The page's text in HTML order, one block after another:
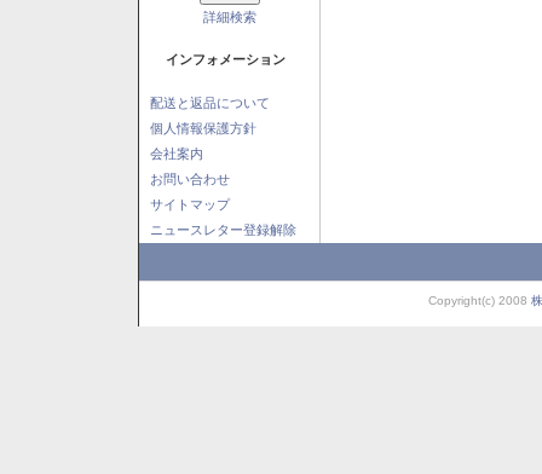
詳細検索
インフォメーション
配送と返品について
個人情報保護方針
会社案内
お問い合わせ
サイトマップ
ニュースレター登録解除
Copyright(c) 2008